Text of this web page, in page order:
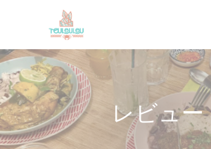
クッキー利用の管理について
レビュー